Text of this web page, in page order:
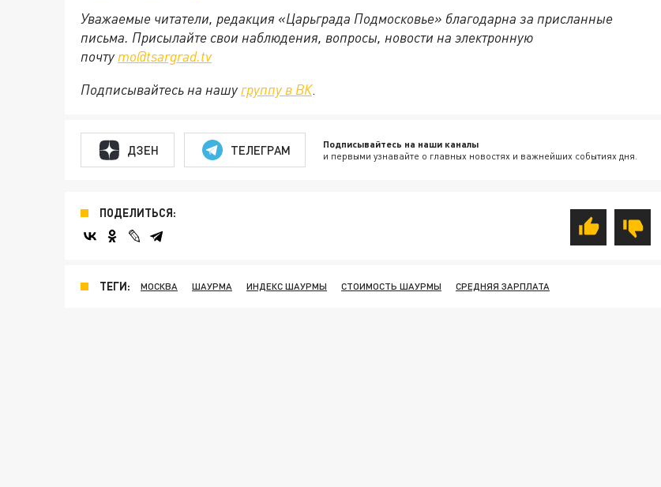
Уважаемые читатели, редакция «Царьграда Подмосковье» благодарна за присланные
письма. Присылайте свои наблюдения, вопросы, новости на электронную
почту mo@tsargrad.tv
Подписывайтесь на нашу группу в ВК.
ДЗЕН ТЕЛЕГРАМ Подписывайтесь на наши каналы
и первыми узнавайте о главных новостях и важнейших событиях дня.
ПОДЕЛИТЬСЯ:
ТЕГИ: МОСКВА ШАУРМА ИНДЕКС ШАУРМЫ СТОИМОСТЬ ШАУРМЫ СРЕДНЯЯ ЗАРПЛАТА